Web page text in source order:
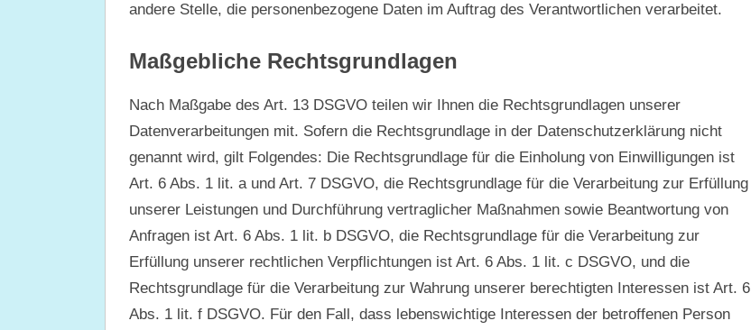
andere Stelle, die personenbezogene Daten im Auftrag des Verantwortlichen verarbeitet.
Maßgebliche Rechtsgrundlagen
Nach Maßgabe des Art. 13 DSGVO teilen wir Ihnen die Rechtsgrundlagen unserer
Datenverarbeitungen mit. Sofern die Rechtsgrundlage in der Datenschutzerklärung nicht
genannt wird, gilt Folgendes: Die Rechtsgrundlage für die Einholung von Einwilligungen ist
Art. 6 Abs. 1 lit. a und Art. 7 DSGVO, die Rechtsgrundlage für die Verarbeitung zur Erfüllung
unserer Leistungen und Durchführung vertraglicher Maßnahmen sowie Beantwortung von
Anfragen ist Art. 6 Abs. 1 lit. b DSGVO, die Rechtsgrundlage für die Verarbeitung zur
Erfüllung unserer rechtlichen Verpflichtungen ist Art. 6 Abs. 1 lit. c DSGVO, und die
Rechtsgrundlage für die Verarbeitung zur Wahrung unserer berechtigten Interessen ist Art. 6
Abs. 1 lit. f DSGVO. Für den Fall, dass lebenswichtige Interessen der betroffenen Person